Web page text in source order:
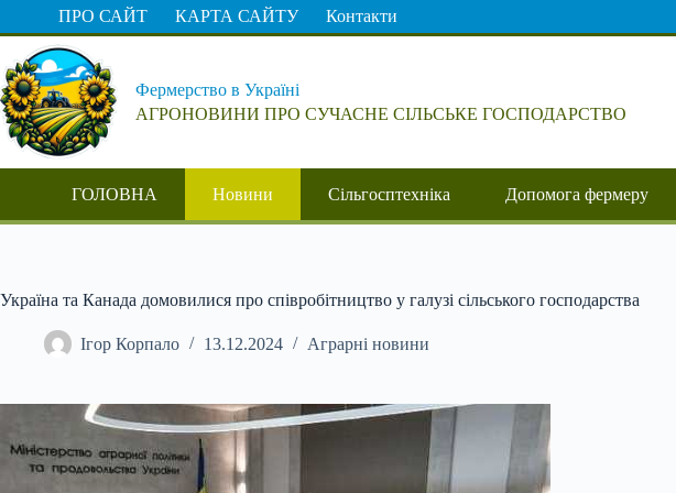
Перейти
вмісту
ПРО САЙТ КАРТА САЙТУ Контакти
Фермерство в Україні
АГРОНОВИНИ ПРО СУЧАСНЕ СІЛЬСЬКЕ ГОСПОДАРСТВО
ГОЛОВНА Новини Сільгосптехніка Допомога фермеру
Україна та Канада домовилися про співробітництво у галузі сільського господарства
Ігор Корпало 13.12.2024 Аграрні новини